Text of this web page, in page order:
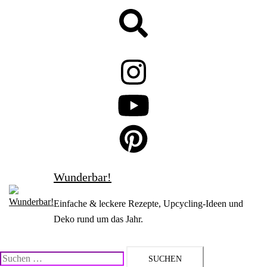
Wunderbar!
Einfache & leckere Rezepte, Upcycling-Ideen und
Deko rund um das Jahr.
Suchen